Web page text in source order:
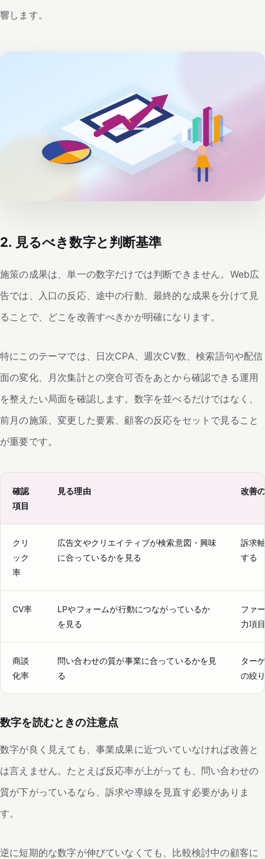
響します。
2. 見るべき数字と判断基準
施策の成果は、単一の数字だけでは判断できません。Web広
告では、入口の反応、途中の行動、最終的な成果を分けて見
ることで、どこを改善すべきかが明確になります。
特にこのテーマでは、日次CPA、週次CV数、検索語句や配信
面の変化、月次集計との突合可否をあとから確認できる運用
を整えたい局面を確認します。数字を並べるだけではなく、
前月の施策、変更した要素、顧客の反応をセットで見ること
が重要です。
確認
項目
見る理由 改善
クリ
ック
率
広告文やクリエイティブが検索意図・興味
に合っているかを見る
訴求
する
CV率
LPやフォームが行動につながっているか
を見る
ファ
力項
商談
化率
問い合わせの質が事業に合っているかを見
る
ター
の絞
数字を読むときの注意点
数字が良く見えても、事業成果に近づいていなければ改善と
は言えません。たとえば反応率が上がっても、問い合わせの
質が下がっているなら、訴求や導線を見直す必要がありま
す。
逆に短期的な数字が伸びていなくても、比較検討中の顧客に